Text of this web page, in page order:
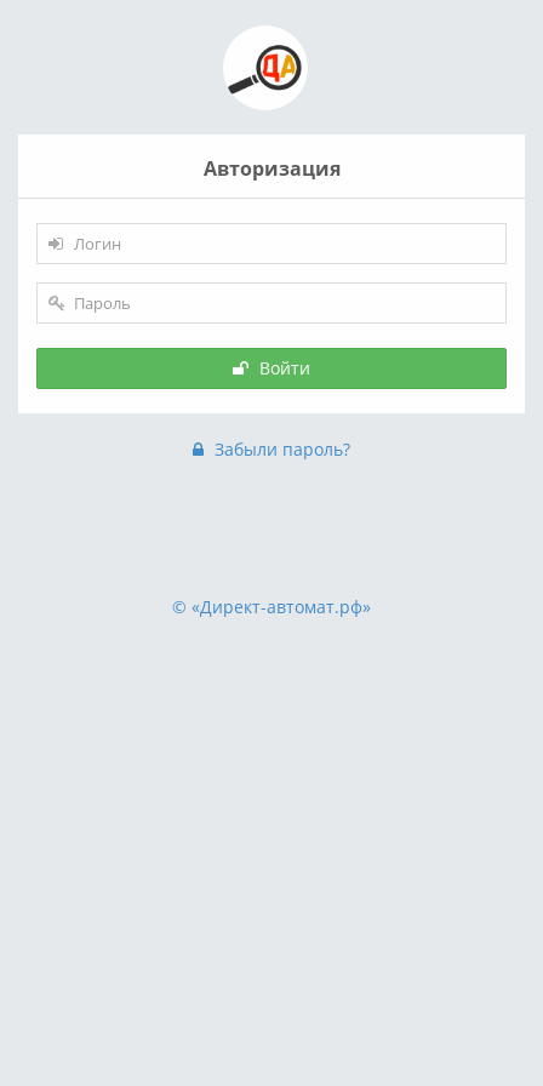
Авторизация
Войти
Забыли пароль?
© «Директ-автомат.рф»